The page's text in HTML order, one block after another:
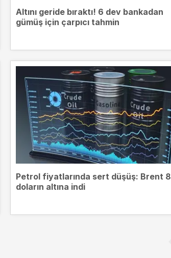
Altını geride bıraktı! 6 dev bankadan
gümüş için çarpıcı tahmin
Petrol fiyatlarında sert düşüş: Brent
doların altına indi